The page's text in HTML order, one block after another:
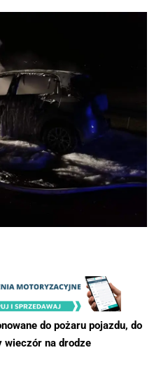
do pożaru pojazdu, do
wieczór na drodze